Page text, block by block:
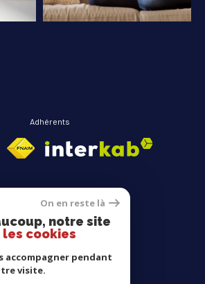
Adhérents
Avis clients
On en reste là
notre site
cookies
accompagner pendant
visite.
EXCLUSIVITÉS